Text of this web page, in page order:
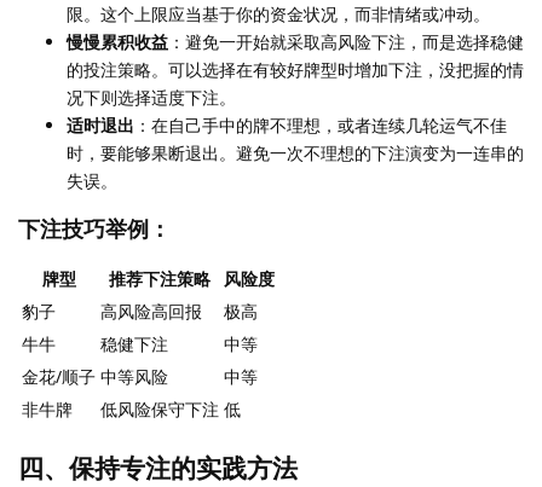
限。这个上限应当基于你的资金状况，而非情绪或冲动。
慢慢累积收益 ：避免一开始就采取高风险下注，而是选择稳健
的投注策略。可以选择在有较好牌型时增加下注，没把握的情
况下则选择适度下注。
适时退出 ：在自己手中的牌不理想，或者连续几轮运气不佳
时，要能够果断退出。避免一次不理想的下注演变为一连串的
失误。
下注技巧举例：
牌型 推荐下注策略
风险度
豹子
高风险高回报
极高
牛牛
稳健下注
中等
金花/顺子 中等风险
中等
非牛牌
低风险保守下注 低
四、保持专注的实践方法